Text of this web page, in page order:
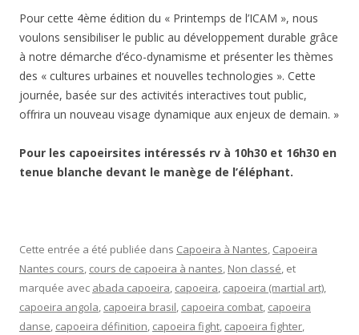
Pour cette 4ème édition du « Printemps de l’ICAM », nous
voulons sensibiliser le public au développement durable grâce
à notre démarche d’éco-dynamisme et présenter les thèmes
des « cultures urbaines et nouvelles technologies ». Cette
journée, basée sur des activités interactives tout public,
offrira un nouveau visage dynamique aux enjeux de demain. »
Pour les capoeirsites intéressés rv à 10h30 et 16h30 en
tenue blanche devant le manège de l’éléphant.
Cette entrée a été publiée dans Capoeira à Nantes, Capoeira
Nantes cours, cours de capoeira à nantes, Non classé, et
marquée avec abada capoeira, capoeira, capoeira (martial art),
capoeira angola, capoeira brasil, capoeira combat, capoeira
danse, capoeira définition, capoeira fight, capoeira fighter,